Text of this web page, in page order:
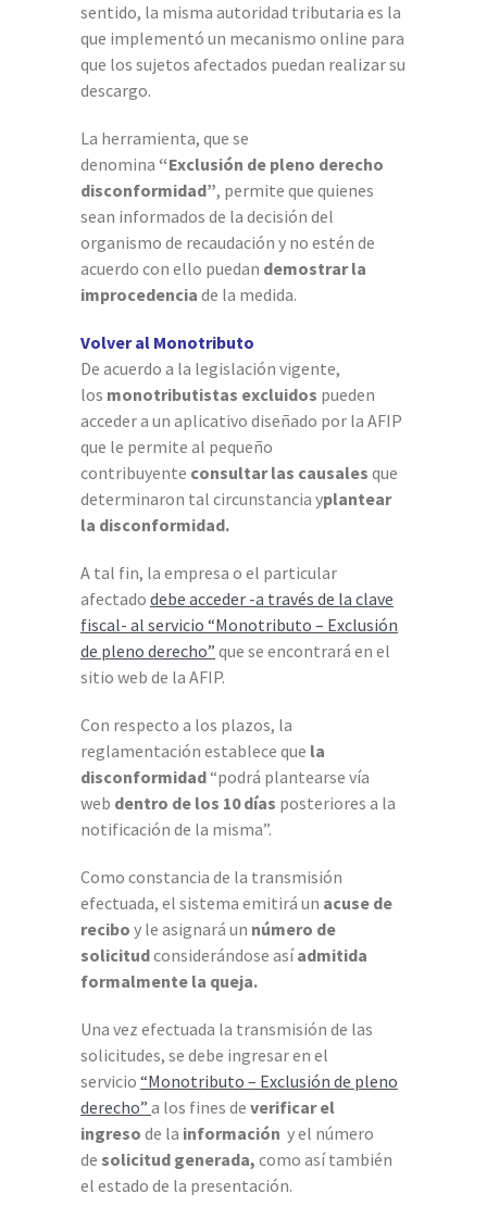
sentido, la misma autoridad tributaria es la
que implementó un mecanismo online para
que los sujetos afectados puedan realizar su
descargo.
La herramienta, que se
denomina “Exclusión de pleno derecho
disconformidad”, permite que quienes
sean informados de la decisión del
organismo de recaudación y no estén de
acuerdo con ello puedan demostrar la
improcedencia de la medida.
Volver al Monotributo
De acuerdo a la legislación vigente,
los monotributistas excluidos pueden
acceder a un aplicativo diseñado por la AFIP
que le permite al pequeño
contribuyente consultar las causales que
determinaron tal circunstancia yplantear
la disconformidad.
A tal fin, la empresa o el particular
afectado debe acceder -a través de la clave
fiscal- al servicio “Monotributo – Exclusión
de pleno derecho” que se encontrará en el
sitio web de la AFIP.
Con respecto a los plazos, la
reglamentación establece que la
disconformidad“podrá plantearse vía
web dentro de los 10 días posteriores a la
notificación de la misma”.
Como constancia de la transmisión
efectuada, el sistema emitirá un acuse de
recibo y le asignará un número de
solicitudconsiderándose asíadmitida
formalmente la queja.
Una vez efectuada la transmisión de las
solicitudes, se debe ingresar en el
servicio “Monotributo – Exclusión de pleno
derecho” a los fines de verificar el
ingreso de la información y el número
de solicitud generada, como así también
el estado de la presentación.